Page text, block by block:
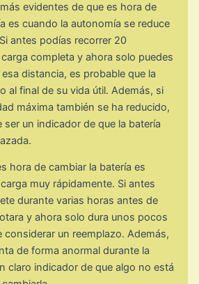
evidentes de que es hora de
es cuando la autonomía se reduce
antes podías recorrer 20
completa y ahora solo puedes
distancia, es probable que la
al final de su vida útil. Además, si
máxima también se ha reducido,
un indicador de que la batería
hora de cambiar la batería es
muy rápidamente. Si antes
durante varias horas antes de
y ahora solo dura unos pocos
considerar un reemplazo. Además,
de forma anormal durante la
claro indicador de que algo no está